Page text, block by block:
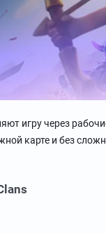
игру через
карте и без